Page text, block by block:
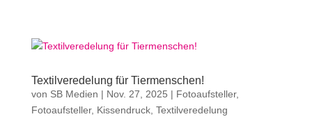
Textilveredelung für Tiermenschen!
von SB Medien | Nov. 27, 2025 | Fotoaufsteller,
Fotoaufsteller, Kissendruck, Textilveredelung